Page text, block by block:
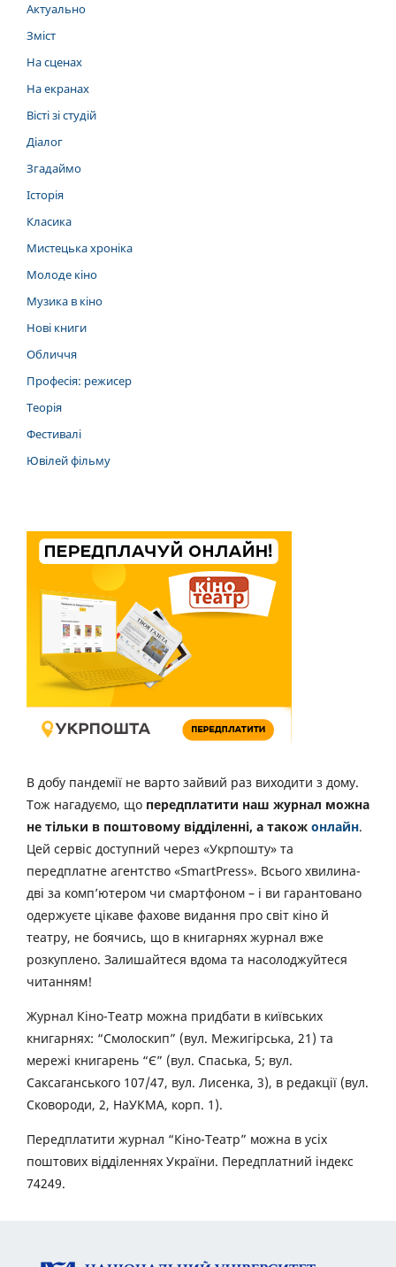
Актуально
Зміст
На сценах
На екранах
Вісті зі студій
Діалог
Згадаймо
Історія
Класика
Мистецька хроніка
Молоде кіно
Музика в кіно
Нові книги
Обличчя
Професія: режисер
Теорія
Фестивалі
Ювілей фільму
В добу пандемії не варто зайвий раз виходити з дому.
Тож нагадуємо, що передплатити наш журнал можна
не тільки в поштовому відділенні, а також онлайн.
Цей сервіс доступний через «Укрпошту» та
передплатне агентство «SmartPress». Всього хвилина-
дві за комп’ютером чи смартфоном – і ви гарантовано
одержуєте цікаве фахове видання про світ кіно й
театру, не боячись, що в книгарнях журнал вже
розкуплено. Залишайтеся вдома та насолоджуйтеся
читанням!
Журнал Кіно-Театр можна придбати в київських
книгарнях: “Смолоскип” (вул. Межигірська, 21) та
мережі книгарень “Є” (вул. Спаська, 5; вул.
Саксаганського 107/47, вул. Лисенка, 3), в редакції (вул.
Сковороди, 2, НаУКМА, корп. 1).
Передплатити журнал “Кіно-Театр” можна в усіх
поштових відділеннях України. Передплатний індекс
74249.